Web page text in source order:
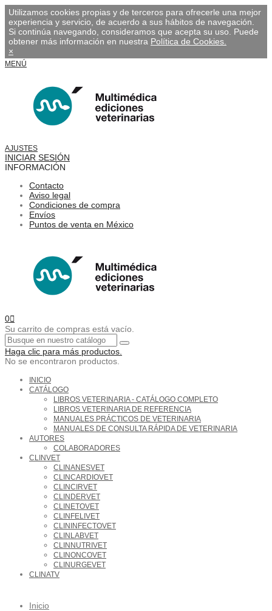
Utilizamos cookies propias y de terceros para ofrecerle una mejor
experiencia y servicio, de acuerdo a sus hábitos de navegación.
Si continúa navegando, consideramos que acepta su uso. Puede
obtener más información en nuestra Política de Cookies.
×
MENÚ
AJUSTES
INICIAR SESIÓN
INFORMACIÓN
Contacto
Aviso legal
Condiciones de compra
Envíos
Puntos de venta en México
0
Su carrito de compras está vacío.
Haga clic para más productos.
No se encontraron productos.
INICIO
CATÁLOGO
LIBROS VETERINARIA - CATÁLOGO COMPLETO
LIBROS VETERINARIA DE REFERENCIA
MANUALES PRÁCTICOS DE VETERINARIA
MANUALES DE CONSULTA RÁPIDA DE VETERINARIA
AUTORES
COLABORADORES
CLINVET
CLINANESVET
CLINCARDIOVET
CLINCIRVET
CLINDERVET
CLINETOVET
CLINFELIVET
CLININFECTOVET
CLINLABVET
CLINNUTRIVET
CLINONCOVET
CLINURGEVET
CLINATV
Inicio